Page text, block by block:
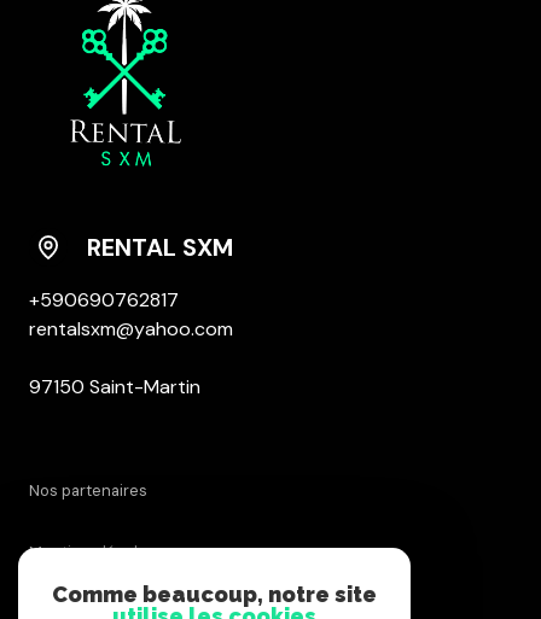
RENTAL SXM
+590690762817
rentalsxm@yahoo.com
97150 Saint-Martin
nos partenaires
mentions légales
Comme beaucoup, notre site